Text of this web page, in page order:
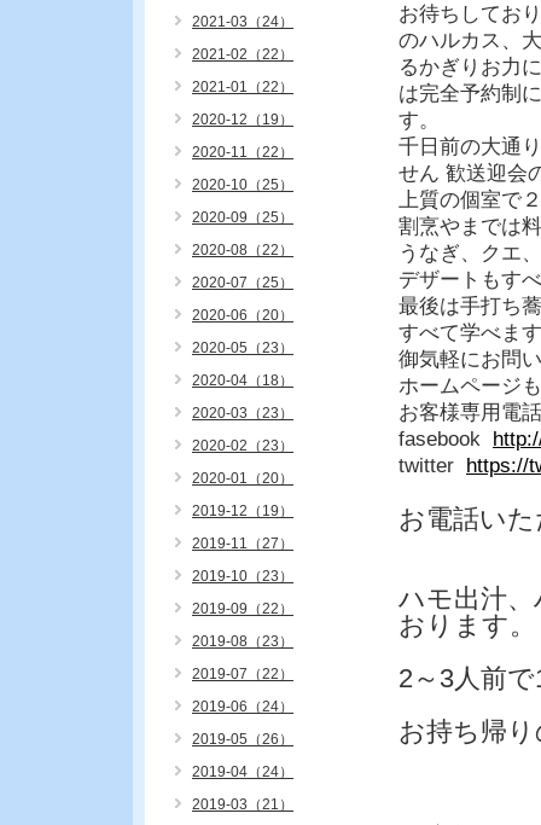
お待ちしてお
のハルカス、
るかぎりお力
は完全予約制
す。
千日前の大通
せん 歓送迎会
上質の個室で
割烹やまでは
うなぎ、クエ
デザートもす
最後は手打ち
すべて学べま
御気軽にお問
ホームページ
お客様専用電
fasebook
twitter https://
お電話い
ハモ出汁
おります。
2～3人前
お持ち帰
2021-03（24）
2021-02（22）
2021-01（22）
2020-12（19）
2020-11（22）
2020-10（25）
2020-09（25）
2020-08（22）
2020-07（25）
2020-06（20）
2020-05（23）
2020-04（18）
2020-03（23）
2020-02（23）
2020-01（20）
2019-12（19）
2019-11（27）
2019-10（23）
2019-09（22）
2019-08（23）
2019-07（22）
2019-06（24）
2019-05（26）
2019-04（24）
2019-03（21）